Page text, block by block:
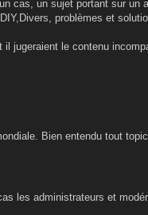
cas, un sujet portant sur un
problèmes et
jugeraient le contenu
Bien entendu tout
les administrateurs et